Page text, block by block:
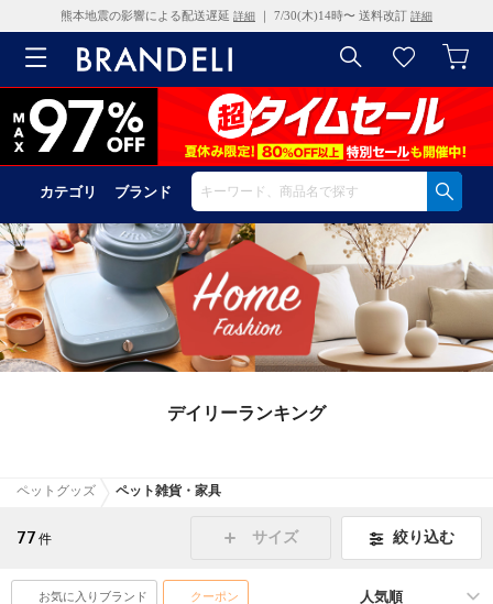
熊本地震の影響による配送遅延 詳細 ｜ 7/30(木)14時〜 送料改訂 詳細
カテゴリ ブランド
デイリーランキング
ペットグッズ ペット雑貨・家具
77 件 サイズ 絞り込む
お気に入りブランド クーポン